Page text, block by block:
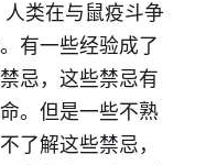
类在与鼠疫斗争
有一些经验成了
忌，这些禁忌有
。但是一些不熟
了解这些禁忌，